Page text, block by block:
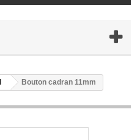
Bouton cadran 11mm